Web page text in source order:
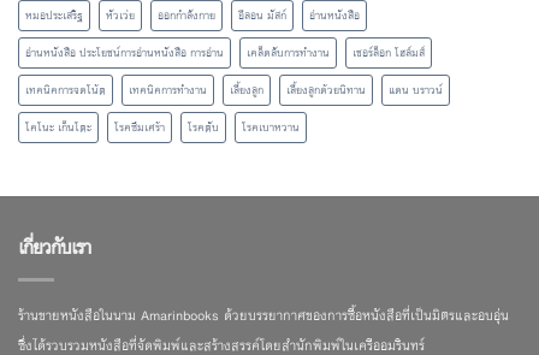
หมอประเสริฐ
หัวเว่ย ออกกำลังกาย อีลอน มัสก์
อ่านหนังสือ
อ่านหนังสือ ประโยชน์การอ่านหนังสือ การอ่าน
เคล็ดลับการทำงาน
เชอร์ล็อก โฮล์มส์
เทคนิคการจดโน้ต
เทคนิคการทำงาน เลี้ยงลูก เลี้ยงลูกด้วยนิทาน
แดน บราวน์
โคโนะ เก็นโตะ
โรคซึมเศร้า โรคตับ โรคเบาหวาน
เกี่ยวกับเรา
ร้านขายหนังสือในนาม Amarinbooks ด้วยบรรยากาศของการซื้อหนังสือที่เป็นมิตรและอบอุ่น
ซึ่งได้รวบรวมหนังสือที่จัดพิมพ์และสร้างสรรค์โดยสำนักพิมพ์ในเครืออมรินทร์